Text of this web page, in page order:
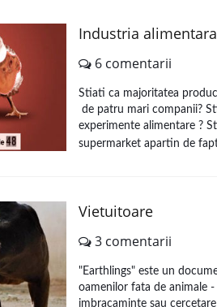
Industria alimentara
6 comentarii
Stiati ca majoritatea
de patru mari companii?
experimente alimentare ?
supermarket apartin de
Vietuitoare
3 comentarii
"Earthlings" este un
oamenilor fata de animale
imbracaminte sau